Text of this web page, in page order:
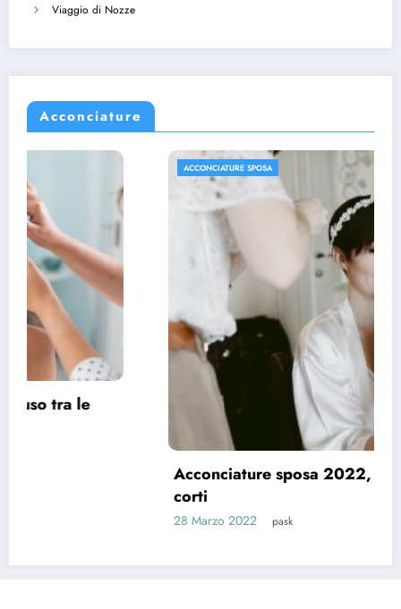
Viaggio di Nozze
Acconciature
Acconciature sposa 2022, spazio ai capelli